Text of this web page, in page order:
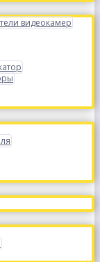
видеокамер